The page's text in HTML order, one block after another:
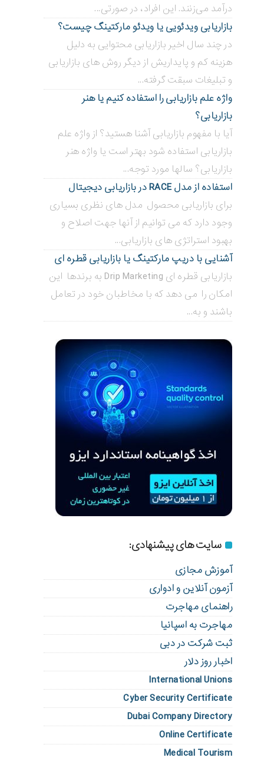
درآمد می‌زنند. این افراد، در صورتی...
بازاریابی ویدئویی ‌یا ویدئو مارکتینگ چیست؟
در چند سال اخیر بازاریابی محتوایی به دلیل
هزینه کم و پایداریش از دیگر روش های بازاریابی
و تبلیغات سبقت گرفته...
واژه علم بازاریابی را استفاده کنیم یا هنر
بازاریابی؟
آیا با مفهوم بازاریابی آشنا هستید؟ از واژه علم
بازاریابی استفاده شود بهتر است یا واژه هنر
بازاریابی؟ سالها مورد توجه...
استفاده از مدل RACE در بازاریابی دیجیتال
برای بازاریابی محصول مدل های نظری بسیاری
وجود دارد که می توانیم از آنها جهت اصلاح و
بهبود استراتژی های بازاریابی...
آشنایی با دریپ مارکتینگ یا بازاریابی قطره ای
بازاریابی قطره ای Drip Marketing به برندها این
امکان را می دهد که با مخاطبان خود در تعامل
باشند و به...
سایت های پیشنهادی:
آموزش مجازی
آزمون آنلاین و ادواری
راهنمای مهاجرت
مهاجرت به اسپانیا
ثبت شرکت در دبی
اخبار روز دلار
International Unions
Cyber Security Certificate
Dubai Company Directory
Online Certificate
Medical Tourism